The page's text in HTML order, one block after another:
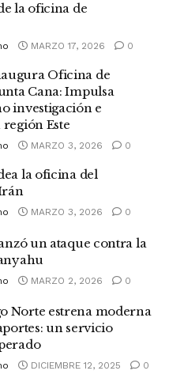
la oficina de
MARZO 17, 2026 0
Oficina de
Cana: Impulsa
investigación e
Este
MARZO 3, 2026 0
la oficina del
MARZO 3, 2026 0
un ataque contra la
MARZO 2, 2026 0
Norte estrena moderna
un servicio
DICIEMBRE 12, 2025 0